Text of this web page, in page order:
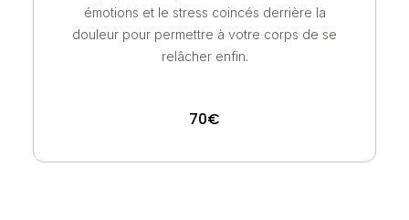
émotions et le stress coincés derrière la
douleur pour permettre à votre corps de se
relâcher enfin.
70€